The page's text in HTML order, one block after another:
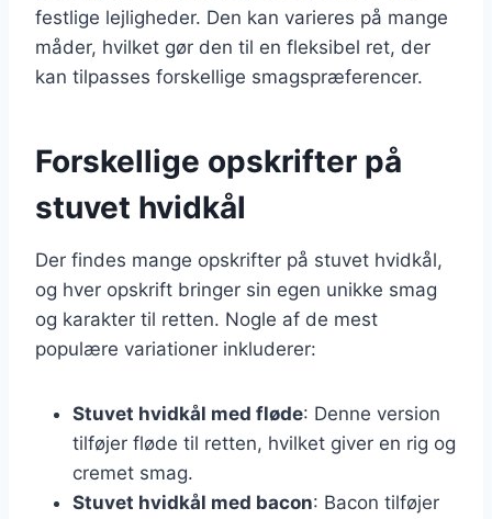
festlige lejligheder. Den kan varieres på mange
måder, hvilket gør den til en fleksibel ret, der
kan tilpasses forskellige smagspræferencer.
Forskellige opskrifter på
stuvet hvidkål
Der findes mange opskrifter på stuvet hvidkål,
og hver opskrift bringer sin egen unikke smag
og karakter til retten. Nogle af de mest
populære variationer inkluderer:
Stuvet hvidkål med fløde: Denne version
tilføjer fløde til retten, hvilket giver en rig og
cremet smag.
Stuvet hvidkål med bacon: Bacon tilføjer